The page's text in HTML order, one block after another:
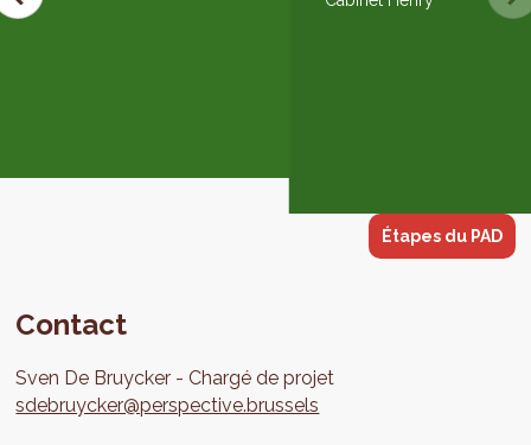
Étapes du PAD
Contact
Sven De Bruycker
Chargé de projet
sdebruycker@perspective.brussels